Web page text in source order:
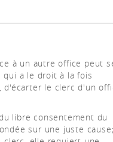
à un autre office peut
a le droit à la fois
d'écarter le clerc d'un
libre consentement du
sur une juste